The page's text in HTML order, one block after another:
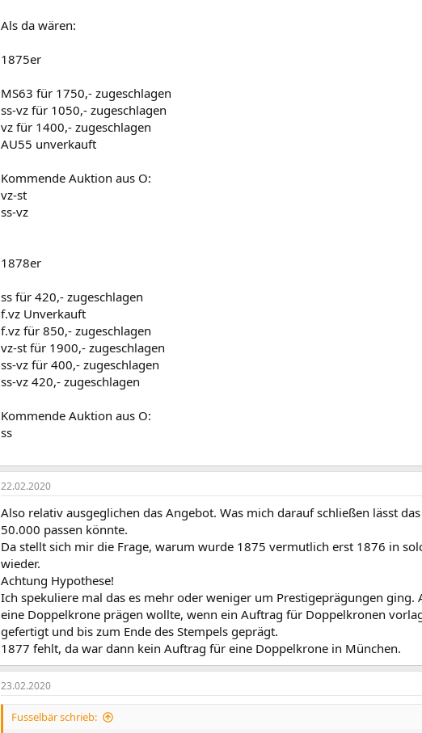
Als da wären:
1875er
MS63 für 1750,- zugeschlagen
ss-vz für 1050,- zugeschlagen
vz für 1400,- zugeschlagen
AU55 unverkauft
Kommende Auktion aus O:
vz-st
ss-vz
1878er
ss für 420,- zugeschlagen
f.vz Unverkauft
f.vz für 850,- zugeschlagen
vz-st für 1900,- zugeschlagen
ss-vz für 400,- zugeschlagen
ss-vz 420,- zugeschlagen
Kommende Auktion aus O:
ss
22.02.2020
Also relativ ausgeglichen das Angebot. Was mich darauf schließen lässt
50.000 passen könnte.
Da stellt sich mir die Frage, warum wurde 1875 vermutlich erst 1876 in
wieder.
Achtung Hypothese!
Ich spekuliere mal das es mehr oder weniger um Prestigeprägungen ging.
eine Doppelkrone prägen wollte, wenn ein Auftrag für Doppelkronen
gefertigt und bis zum Ende des Stempels geprägt.
1877 fehlt, da war dann kein Auftrag für eine Doppelkrone in München.
23.02.2020
Fusselbär schrieb: